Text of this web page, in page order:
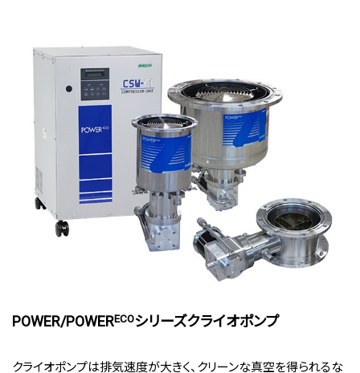
POWER/POWERECOシリーズクライオポンプ
クライオポンプは排気速度が大きく、クリーンな真空を得られるな